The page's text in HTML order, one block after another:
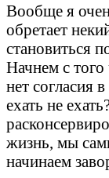
Вообще я
обретает
становиться
Начнем с того
нет согласия
ехать не
жизнь, мы
начинаем